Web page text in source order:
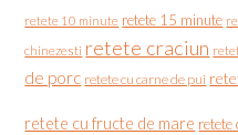
retete 10 minute retete 15 minute
chinezesti retete craciun
de porc retete cu carne de pui
retete cu fructe de mare retete